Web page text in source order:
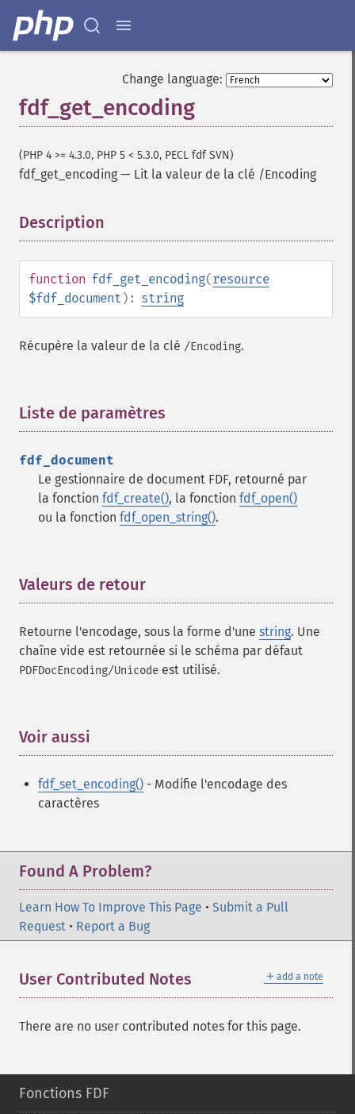
Change language:
fdf_get_encoding
(PHP 4 >= 4.3.0, PHP 5 < 5.3.0, PECL fdf SVN)
fdf_get_encoding — Lit la valeur de la clé /Encoding
Description
function fdf_get_encoding(resource
$fdf_document ): string
Récupère la valeur de la clé /Encoding.
Liste de paramètres
fdf_document
Le gestionnaire de document FDF, retourné par
la fonction fdf_create(), la fonction fdf_open()
ou la fonction fdf_open_string().
Valeurs de retour
Retourne l'encodage, sous la forme d'une string. Une
chaîne vide est retournée si le schéma par défaut
PDFDocEncoding/Unicode est utilisé.
Voir aussi
fdf_set_encoding() - Modifie l'encodage des
caractères
Found A Problem?
Learn How To Improve This Page • Submit a Pull
Request • Report a Bug
＋ add a note
User Contributed Notes
There are no user contributed notes for this page.
Fonctions FDF